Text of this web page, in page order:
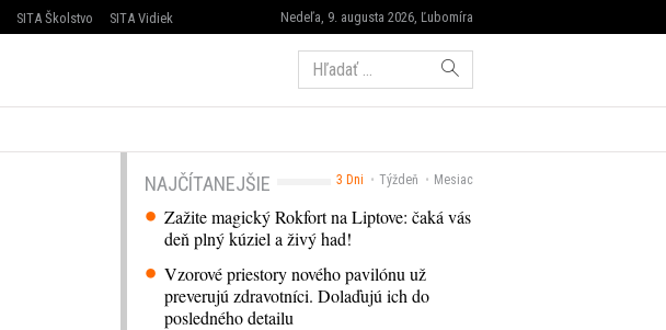
Nedeľa, 9. augusta 2026, Ľubomíra
SITA Školstvo SITA Vidiek
Hľadať:
3 Dni Týždeň Mesiac
NAJČÍTANEJŠIE
Zažite magický Rokfort na Liptove: čaká vás
deň plný kúziel a živý had!
Vzorové priestory nového pavilónu už
preverujú zdravotníci. Dolaďujú ich do
posledného detailu